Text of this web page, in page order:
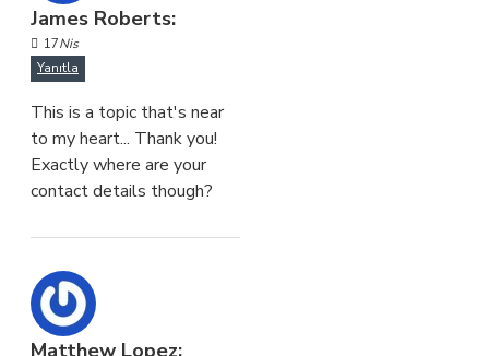
James Roberts:
17Nis
Yanıtla
This is a topic that's near
to my heart... Thank you!
Exactly where are your
contact details though?